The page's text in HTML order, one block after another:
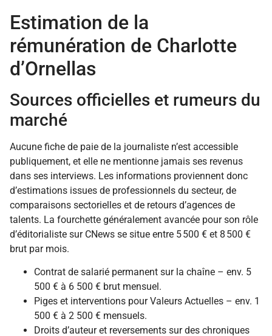
Estimation de la
rémunération de Charlotte
d’Ornellas
Sources officielles et rumeurs du
marché
Aucune fiche de paie de la journaliste n’est accessible
publiquement, et elle ne mentionne jamais ses revenus
dans ses interviews. Les informations proviennent donc
d’estimations issues de professionnels du secteur, de
comparaisons sectorielles et de retours d’agences de
talents. La fourchette généralement avancée pour son rôle
d’éditorialiste sur CNews se situe entre 5 500 € et 8 500 €
brut par mois.
Contrat de salarié permanent sur la chaîne – env. 5
500 € à 6 500 € brut mensuel.
Piges et interventions pour Valeurs Actuelles – env. 1
500 € à 2 500 € mensuels.
Droits d’auteur et reversements sur des chroniques